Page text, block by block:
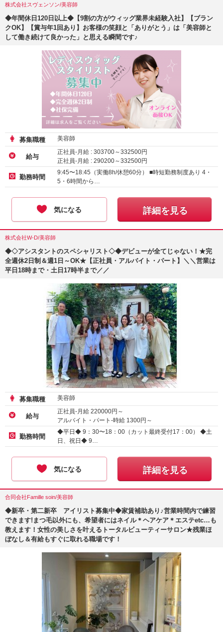
株式会社スヴェンソン/美容師
◆年間休日120日以上◆【9割の方がウィッグ業界未経験入社】【ブラン
クOK】【賞与年1回あり】お客様の笑顔と「ありがとう」は「美容師と
して働き続けて良かった」と思える瞬間です♪
募集職種 美容師
給与
正社員-月給 : 303700～332500円
正社員-月給 : 290200～332500円
正社員-月給 :
285200～332500 円
勤務時間
9:45〜18:45（実働8h/休憩60分） ■時短勤務制度あり 4・
5・6時間から…
気になる 詳細を見る
株式会社W-D/美容師
◆◇アシスタントのスペシャリスト◇◆デビューが全てじゃない！★完
全週休2日制＆週1日～OK★【正社員・アルバイト・パート】＼＼営業は
平日18時まで・土日17時半まで／／
募集職種 美容師
給与
正社員-月給 220000円～
アルバイト・パート-時給 1300円～
勤務時間
◆平日◆ 9：30〜18：00（カット最終受付17：00） ◆土
日、祝日◆ 9…
気になる 詳細を見る
合同会社Famille soin/美容師
◆新卒・第二新卒 アイリスト募集中◆家賃補助あり♪営業時間内で練習
できます!まつ毛以外にも、希望者にはネイル＊ヘアケア＊エステetc…も
教えます！女性の美しさを叶えるトータルビューティーサロン★残業ほ
ぼなし＆有給もすぐに取れる職場です！